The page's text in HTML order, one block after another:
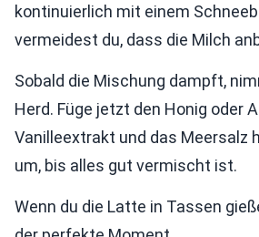
kontinuierlich mit einem
vermeidest du, dass die Milch
Sobald die Mischung dampft,
Herd. Füge jetzt den Honig oder
Vanilleextrakt und das Meersalz
um, bis alles gut vermischt ist.
Wenn du die Latte in Tassen